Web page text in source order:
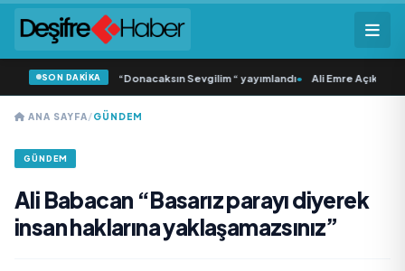
SON DAKİKA
‘dan İkinci Tekli “Donacaksın Sevgilim “ yayımlandı• Ali Emre Açıkgöz
ANA SAYFA/GÜNDEM
GÜNDEM
Ali Babacan “Basarız parayı diyerek
insan haklarına yaklaşamazsınız”